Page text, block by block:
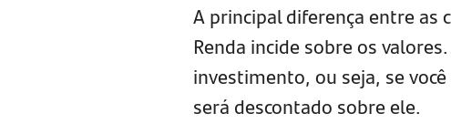
A principal diferença entre
Renda incide sobre os
investimento, ou seja, se
será descontado sobre ele.